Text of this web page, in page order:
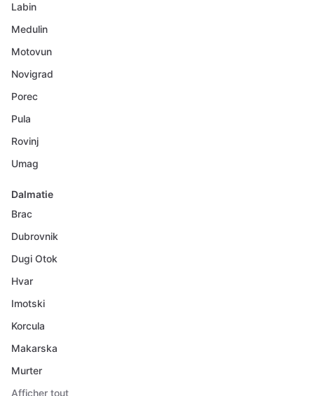
Labin
Medulin
Motovun
Novigrad
Porec
Pula
Rovinj
Umag
Dalmatie
Brac
Dubrovnik
Dugi Otok
Hvar
Imotski
Korcula
Makarska
Murter
Afficher tout